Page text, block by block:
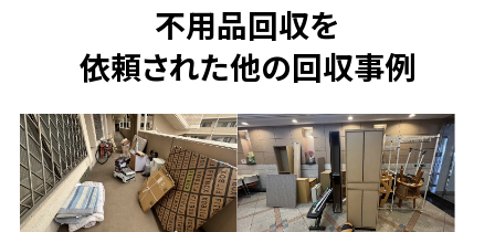
不用品回収を
依頼された他の回収事例